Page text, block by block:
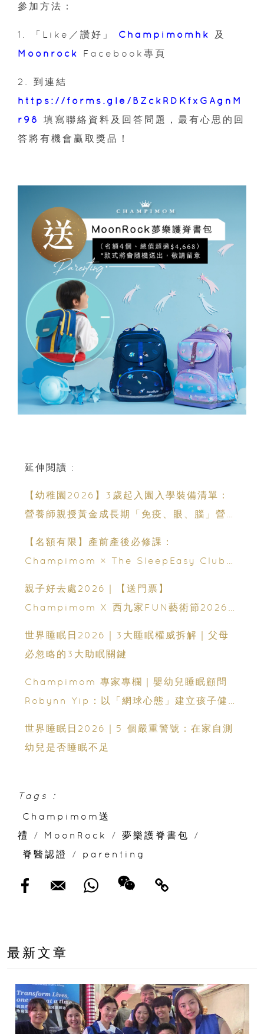
參加方法：
1. 「Like／讚好」 Champimomhk
及
Moonrock
Facebook專頁
2. 到連結
https://forms.gle/BZckRDKfxGAgnM
r98
填寫聯絡資料及回答問題，最有心思的回
答將有機會贏取獎品！
延伸閱讀 :
【幼稚園2026】3歲起入園入學裝備清單：
營養師親授黃金成長期「免疫、眼、腦」營養
【名額有限】產前產後必修課：
Champimom × The SleepEasy Club
親子好去處2026｜【送門票】
Champimom X 西九家FUN藝術節2026｜
世界睡眠日2026｜3大睡眠權威拆解｜父母
必忽略的3大助眠關鍵
Champimom 專家專欄｜嬰幼兒睡眠顧問
Robynn Yip：以「網球心態」建立孩子健康
世界睡眠日2026｜5 個嚴重警號：在家自測
幼兒是否睡眠不足
Tags :
Champimom送
禮
/ MoonRock / 夢樂護脊書包
/
脊醫認證
/ parenting
最新文章